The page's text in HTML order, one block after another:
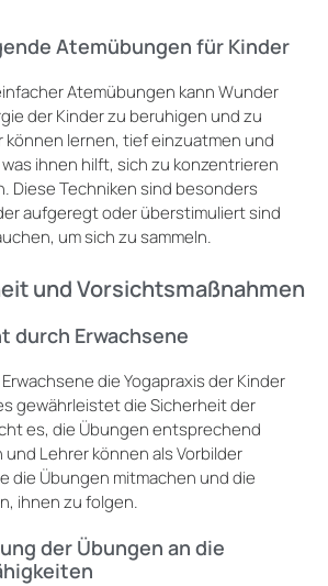
Atemübungen für Kinder
Atemübungen kann Wunder
der Kinder zu beruhigen und zu
können lernen, tief einzuatmen und
ihnen hilft, sich zu konzentrieren
Diese Techniken sind besonders
aufgeregt oder überstimuliert sind
um sich zu sammeln.
und Vorsichtsmaßnahmen
durch Erwachsene
die Yogapraxis der Kinder
gewährleistet die Sicherheit der
es, die Übungen entsprechend
Lehrer können als Vorbilder
die Übungen mitmachen und die
ihnen zu folgen.
der Übungen an die